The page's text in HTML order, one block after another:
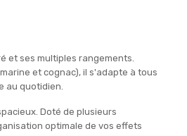
et ses multiples rangements.
et cognac), il s'adapte à tous
au quotidien.
Doté de plusieurs
optimale de vos effets